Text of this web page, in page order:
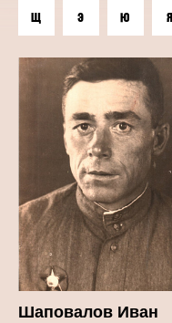
Щ Э Ю Я
Шаповалов Иван